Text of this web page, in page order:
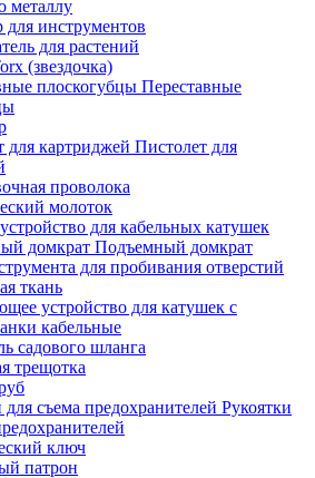
металлу
для инструментов
для растений
(звездочка)
Переставные
Пистолет для
проволока
молоток
для кабельных катушек
Подъемный домкрат
для пробивания отверстий
ткань
устройство для катушек с
кабельные
садового шланга
трещотка
Рукоятки
ключ
патрон